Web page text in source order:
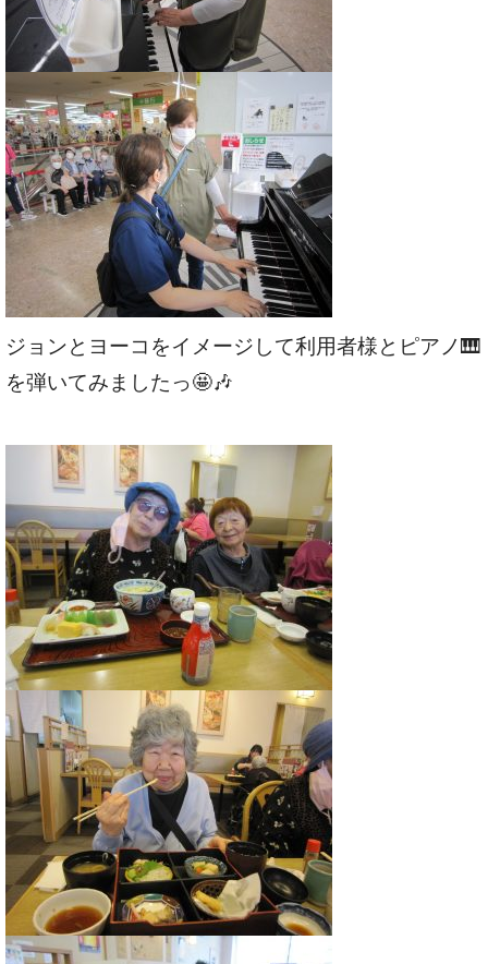
ジョンとヨーコをイメージして利用者様とピアノ🎹
を弾いてみましたっ🤩🎶